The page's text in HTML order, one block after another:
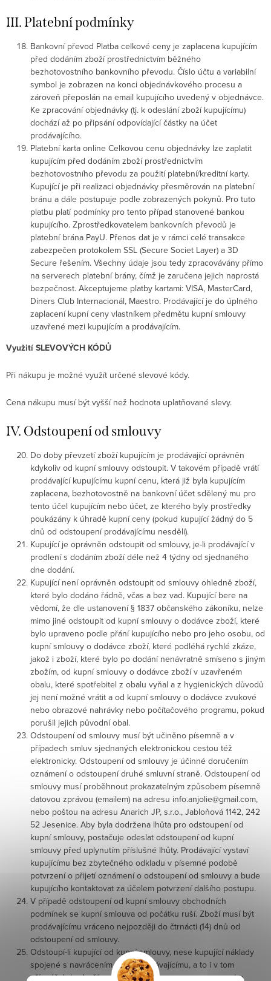
III. Platební podmínky
Bankovní převod Platba celkové ceny je zaplacena kupujícím
před dodáním zboží prostřednictvím běžného
bezhotovostního bankovního převodu. Číslo účtu a variabilní
symbol je zobrazen na konci objednávkového procesu a
zároveň přeposlán na email kupujícího uvedený v objednávce.
Ke zpracování objednávky (tj. k odeslání zboží kupujícímu)
dochází až po připsání odpovídající částky na účet
prodávajícího.
Platební karta online Celkovou cenu objednávky lze zaplatit
kupujícím před dodáním zboží prostřednictvím
bezhotovostního převodu za použití platební/kreditní karty.
Kupující je při realizaci objednávky přesměrován na platební
bránu a dále postupuje podle zobrazených pokynů. Pro tuto
platbu platí podmínky pro tento případ stanovené bankou
kupujícího. Zprostředkovatelem bankovních převodů je
platební brána PayU. Přenos dat je v rámci celé transakce
zabezpečen protokolem SSL (Secure Societ Layer) a 3D
Secure řešením. Všechny údaje jsou tedy zpracovávány přímo
na serverech platební brány, čímž je zaručena jejich naprostá
bezpečnost. Akceptujeme platby kartami: VISA, MasterCard,
Diners Club Internacionál, Maestro. Prodávající je do úplného
zaplacení kupní ceny vlastníkem předmětu kupní smlouvy
uzavřené mezi kupujícím a prodávajícím.
Využití SLEVOVÝCH KÓDŮ
Při nákupu je možné využít určené slevové kódy.
Cena nákupu musí být vyšší než hodnota uplatňované slevy.
IV. Odstoupení od smlouvy
Do doby převzetí zboží kupujícím je prodávající oprávněn
kdykoliv od kupní smlouvy odstoupit. V takovém případě vrátí
prodávající kupujícímu kupní cenu, která již byla kupujícím
zaplacena, bezhotovostně na bankovní účet sdělený mu pro
tento účel kupujícím nebo účet, ze kterého byly prostředky
poukázány k úhradě kupní ceny (pokud kupující žádný do 5
dnů od odstoupení prodávajícímu nesdělí).
Kupující je oprávněn odstoupit od smlouvy, je-li prodávající v
prodlení s dodáním zboží déle než 4 týdny od sjednaného
dne dodání.
Kupující není oprávněn odstoupit od smlouvy ohledně zboží,
které bylo dodáno řádně, včas a bez vad. Kupující bere na
vědomí, že dle ustanovení § 1837 občanského zákoníku, nelze
mimo jiné odstoupit od kupní smlouvy o dodávce zboží, které
bylo upraveno podle přání kupujícího nebo pro jeho osobu, od
kupní smlouvy o dodávce zboží, které podléhá rychlé zkáze,
jakož i zboží, které bylo po dodání nenávratně smíseno s jiným
zbožím, od kupní smlouvy o dodávce zboží v uzavřeném
obalu, které spotřebitel z obalu vyňal a z hygienických důvodů
jej není možné vrátit a od kupní smlouvy o dodávce zvukové
nebo obrazové nahrávky nebo počítačového programu, pokud
porušil jejich původní obal.
Odstoupení od smlouvy musí být učiněno písemně a v
případech smluv sjednaných elektronickou cestou též
elektronicky. Odstoupení od smlouvy je účinné doručením
oznámení o odstoupení druhé smluvní straně. Odstoupení od
smlouvy musí proběhnout prokazatelným způsobem písemně
datovou zprávou (emailem) na adresu info.anjolie@gmail.com,
nebo poštou na adresu Anarich JP, s.r.o., Jabloňová 1142, 242
52 Jesenice. Aby byla dodržena lhůta pro odstoupení od
kupní smlouvy, postačuje odeslat odstoupení od kupní
smlouvy před uplynutím příslušné lhůty. Prodávající vystaví
kupujícímu bez zbytečného odkladu v písemné podobě
potvrzení o přijetí oznámení o odstoupení od smlouvy a bude
kupujícího kontaktovat za účelem potvrzení dalšího postupu.
V případě odstoupení od kupní smlouvy obchodních
podmínek se kupní smlouva od počátku ruší. Zboží musí být
prodávajícímu vráceno nejpozději do čtrnácti (14) dnů od
odstoupení od smlouvy.
Odstoupí-li kupující od kupní smlouvy, nese kupující náklady
spojené s navrácením zboží prodávajícímu, a to i v tom
případě, kdy zboží nemůže být vráceno pro svou povahu